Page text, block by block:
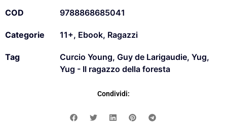
COD 9788868685041
Categorie 11+, Ebook, Ragazzi
Tag Curcio Young, Guy de Larigaudie, Yug,
Yug - Il ragazzo della foresta
Condividi: